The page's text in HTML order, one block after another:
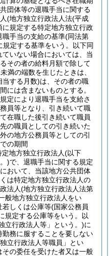
団体等の退職手当に関する
(地方独立行政法人法(平成
に規定する特定地方独立行政
職手当の支給の基準(同法第
定する基準をいう。以下同
いない場合においては、当
その者の給料月額で除して
満の端数を生じたときは、
当する月数)は、その者の職
には含まないものとする。
定により退職手当を支給さ
員等となり、引き続いて職
在職した後引き続いて職員
の職員としての引き続いた
の地方公務員等としての引
の期間
地方独立行政法人(以下
)で、退職手当に関する規定
おいて、当該地方公共団体
は特定地方独立行政法人の
法人(地方独立行政法人法第
般地方独立行政法人をい
若しくは公庫等(国家公務員
規定する公庫等をいう。以
立行政法人等」という。)に
勤務に服することを要しない
立行政法人等職員」とい
の委任を受けた者又は一般